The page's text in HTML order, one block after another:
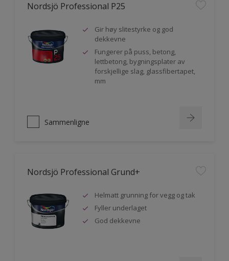
Nordsjö Professional P25
Gir høy slitestyrke og god
dekkevne
Fungerer på puss, betong,
lettbetong, bygningsplater av
forskjellige slag, glassfibertapet,
mm
Sammenligne
Nordsjö Professional Grund+
Helmatt grunning for vegg og tak
Fyller underlaget
God dekkevne